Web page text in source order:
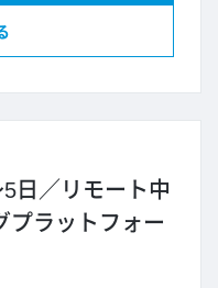
5日／リモート中
プラットフォー